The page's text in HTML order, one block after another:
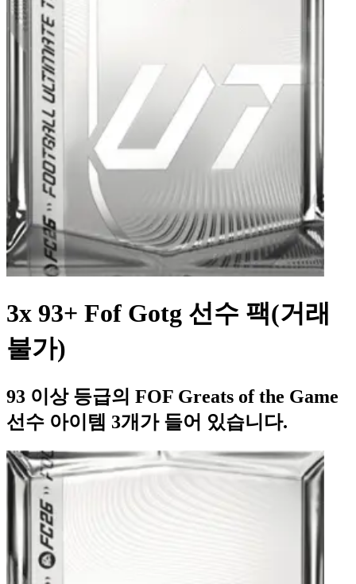
3x 93+ Fof Gotg 선수 팩(거래
불가)
93 이상 등급의 FOF Greats of the Game
선수 아이템 3개가 들어 있습니다.